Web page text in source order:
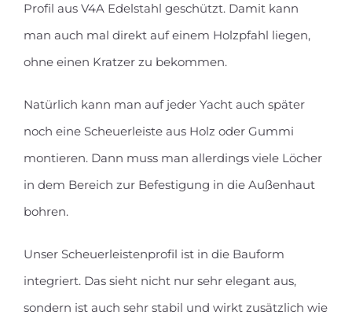
Profil aus V4A Edelstahl geschützt. Damit kann
man auch mal direkt auf einem Holzpfahl liegen,
ohne einen Kratzer zu bekommen.
Natürlich kann man auf jeder Yacht auch später
noch eine Scheuerleiste aus Holz oder Gummi
montieren. Dann muss man allerdings viele Löcher
in dem Bereich zur Befestigung in die Außenhaut
bohren.
Unser Scheuerleistenprofil ist in die Bauform
integriert. Das sieht nicht nur sehr elegant aus,
sondern ist auch sehr stabil und wirkt zusätzlich wie